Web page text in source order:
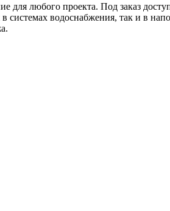
для любого проекта. Под заказ
системах водоснабжения, так и в